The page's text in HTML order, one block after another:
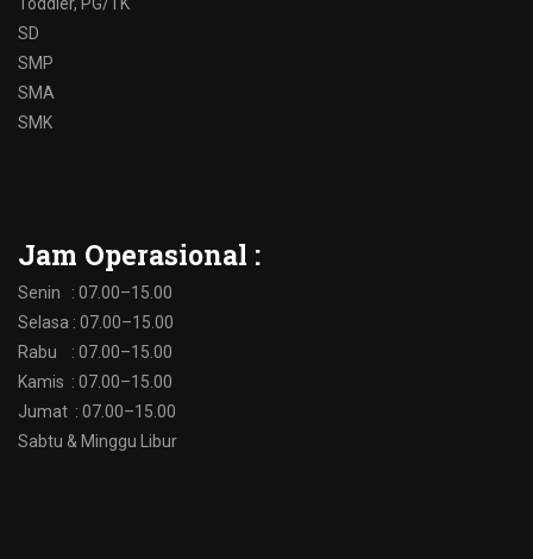
SD
SMP
SMA
SMK
Jam Operasional :
Senin : 07.00–15.00
Selasa : 07.00–15.00
Rabu : 07.00–15.00
Kamis : 07.00–15.00
Jumat : 07.00–15.00
Sabtu & Minggu Libur